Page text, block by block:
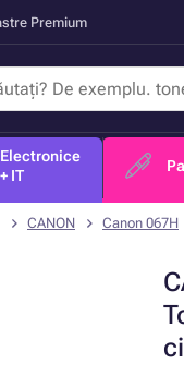
Premium
Electronice
+ IT
CANON Canon 067H